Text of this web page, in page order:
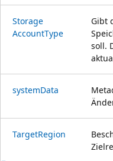
Storage
AccountType
Gibt
soll.
systemData
TargetRegion